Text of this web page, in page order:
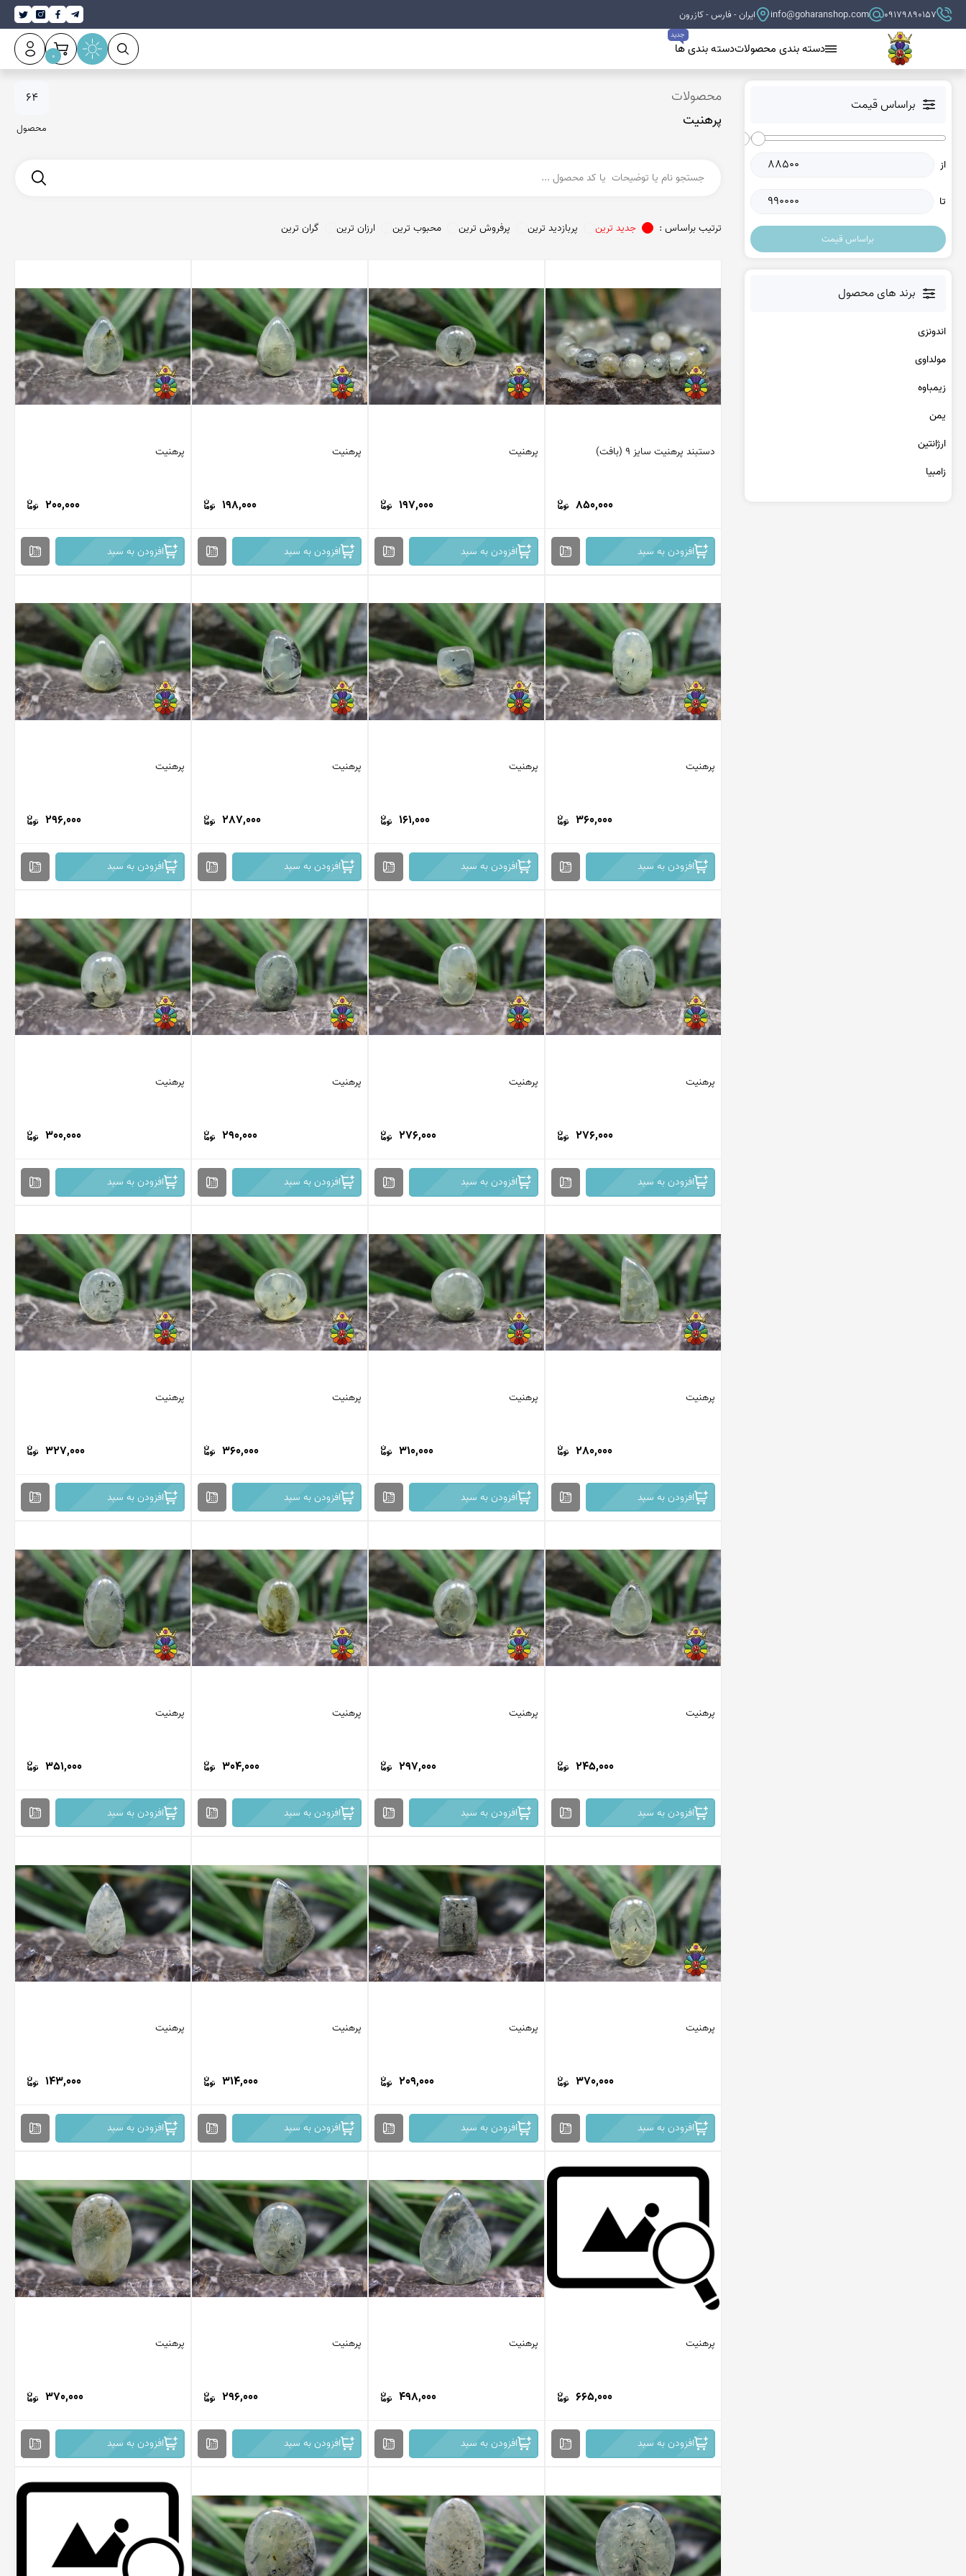
09179890157
info@goharanshop.com ایران - فارس - کازرون
دسته بندی محصولات
عقیق سیاه (اونیکس)
بلو لس آگات
کلسدونی
عقیق کلسدونی آبی
عقیق دروزی کلسدونی
عقیق یمن
عقیق یمن پرتقالی
عقیق یمن کبود
عقیق یمن سبز
عقیق یمن بنفش
عقیق دراگون
عقیق پوست مار
عقیق کارنلین
کرزی لس اگات
استیک اگات
عقیق سبز
عقیق سوخته
عقیق شجر پاییزی
عقیق بوتسوانا
عقیق اتشین
دسته بندی ها
جدید
0
براساس قیمت
از
تا
براساس قیمت
برند های محصول
اندونزی
مولداوی
زیمباوه
یمن
ارژانتین
زامبیا
محصولات
پرهنیت
64
محصول
ترتیب براساس : جدید ترین پربازدید ترین پرفروش ترین محبوب ترین ارزان ترین گران ترین
دستبند پرهنیت سایز 9 (بافت)
850,000
افزودن به سبد
پرهنیت
197,000
افزودن به سبد
پرهنیت
198,000
افزودن به سبد
پرهنیت
200,000
افزودن به سبد
پرهنیت
360,000
افزودن به سبد
پرهنیت
161,000
افزودن به سبد
پرهنیت
287,000
افزودن به سبد
پرهنیت
296,000
افزودن به سبد
پرهنیت
276,000
افزودن به سبد
پرهنیت
276,000
افزودن به سبد
پرهنیت
290,000
افزودن به سبد
پرهنیت
300,000
افزودن به سبد
پرهنیت
280,000
افزودن به سبد
پرهنیت
310,000
افزودن به سبد
پرهنیت
360,000
افزودن به سبد
پرهنیت
327,000
افزودن به سبد
پرهنیت
245,000
افزودن به سبد
پرهنیت
297,000
افزودن به سبد
پرهنیت
304,000
افزودن به سبد
پرهنیت
351,000
افزودن به سبد
پرهنیت
370,000
افزودن به سبد
پرهنیت
209,000
افزودن به سبد
پرهنیت
314,000
افزودن به سبد
پرهنیت
143,000
افزودن به سبد
پرهنیت
665,000
افزودن به سبد
پرهنیت
498,000
افزودن به سبد
پرهنیت
296,000
افزودن به سبد
پرهنیت
370,000
افزودن به سبد